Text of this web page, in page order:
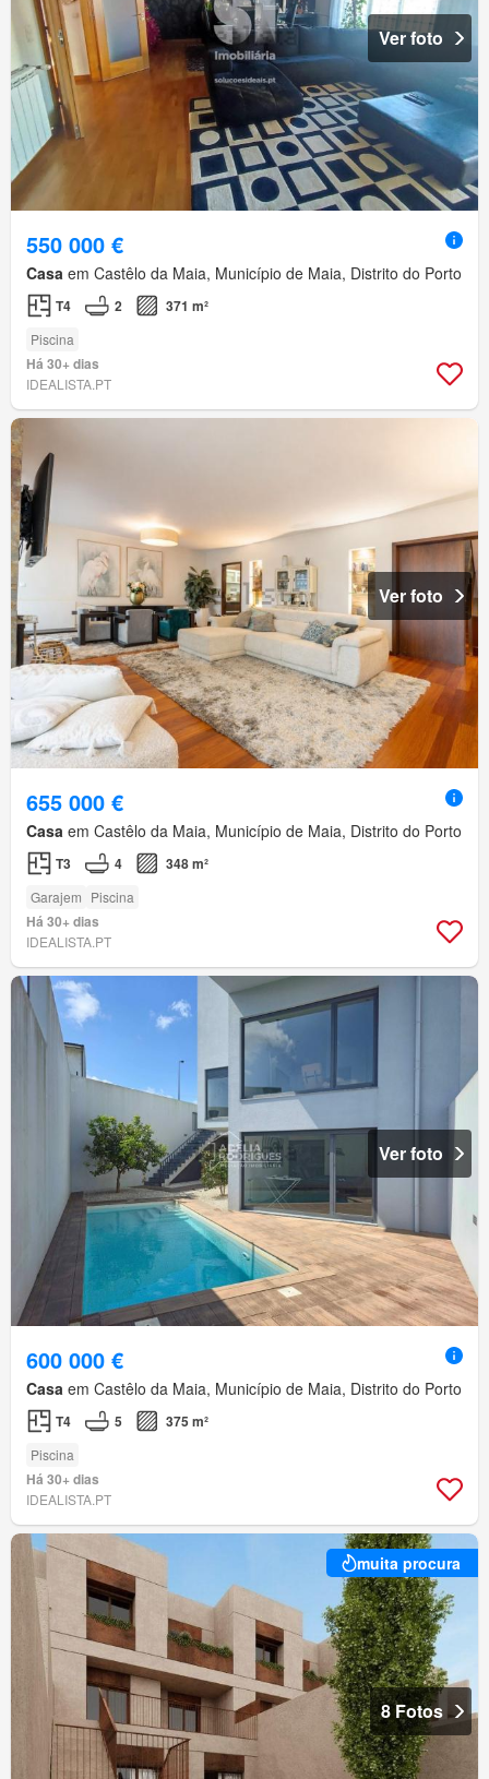
Ver foto
550 000 €
Casa em Castêlo da Maia, Município de Maia, Distrito do Porto
T4 2 371 m²
Piscina
Há 30+ dias
IDEALISTA.PT
Ver foto
655 000 €
Casa em Castêlo da Maia, Município de Maia, Distrito do Porto
T3 4 348 m²
Garajem Piscina
Há 30+ dias
IDEALISTA.PT
Ver foto
600 000 €
Casa em Castêlo da Maia, Município de Maia, Distrito do Porto
T4 5 375 m²
Piscina
Há 30+ dias
IDEALISTA.PT
muita procura
8 Fotos